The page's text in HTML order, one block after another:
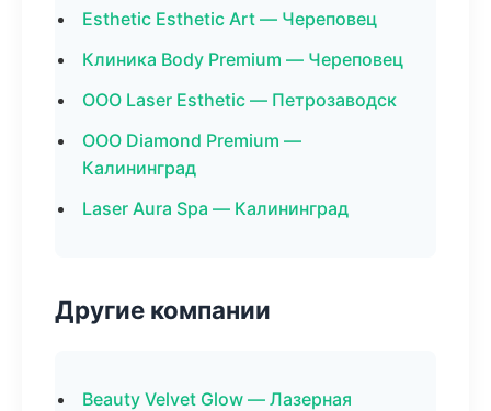
Esthetic Esthetic Art — Череповец
Клиника Body Premium — Череповец
ООО Laser Esthetic — Петрозаводск
ООО Diamond Premium —
Калининград
Laser Aura Spa — Калининград
Другие компании
Beauty Velvet Glow — Лазерная